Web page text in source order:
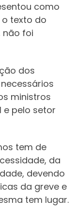
como
texto do
não foi
dos
ministros
e pelo setor
tem de
da
devendo
da greve e
tem lugar.